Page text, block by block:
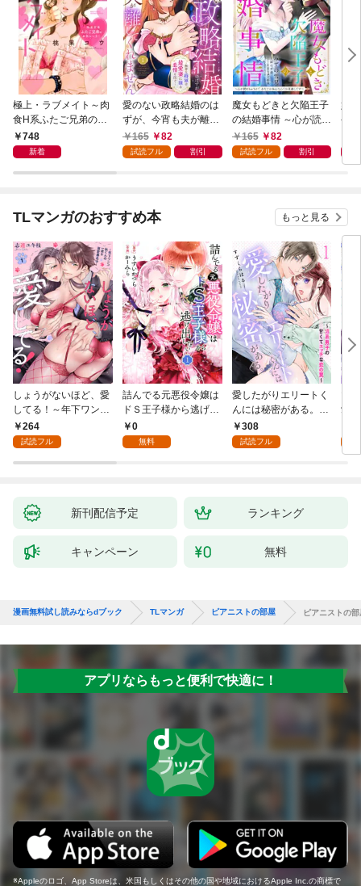
極上・ラブメイト～肉
食H系ふたご兄弟のお
気にいり～
748
新着
愛のない政略結婚のは
ずが、今宵も夫が離し
てくれません～無骨な
将軍は最愛妻に滾る恋
165 82
試読フル 割引
魔女もどきと欠陥王子
の結婚事情 ～心が読め
ちゃうので、あなたの
本心なんてお見通しで
165 82
試読フル 割引
婚
や
た
TLマンガのおすすめ本 もっと見る
しょうがないほど、愛
してる！～年下ワンコ
秋くんの一途な溺愛暴
走中～1
264
試読フル
詰んでる元悪役令嬢は
ドＳ王子様から逃げ出
したい 【分冊版】 1
0
無料
愛したがりエリートく
んには秘密がある。～
沼系男子の甘くてエッ
チな恋の罠～(1)
308
試読フル
愛
新刊配信予定 ランキング
キャンペーン 無料
漫画無料試し読みならdブック TLマンガ ピアニストの部屋 ピアニストの部
アプリならもっと便利で快適に！
Appleのロゴ、App Storeは、米国もしくはその他の国や地域におけるApple Inc.の商標で